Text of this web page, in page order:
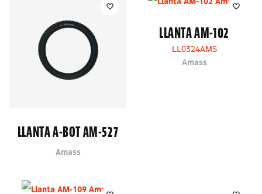
LLANTA A-BOT AM-527
Amass
LLANTA AM-102
LL0324AMS
Amass